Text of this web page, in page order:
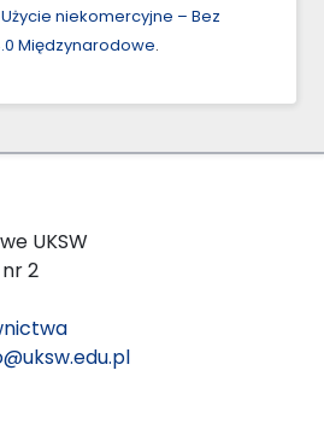
niekomercyjne – Bez
Międzynarodowe.
UKSW
2